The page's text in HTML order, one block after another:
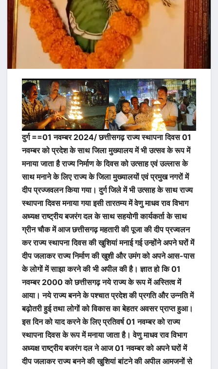
दुर्ग ==01 नवम्बर 2024/ छत्तीसगढ़ राज्य स्थापना दिवस 01
नवम्बर को प्रदेश के साथ जिला मुख्यालय में भी उत्सव के रूप में
मनाया जाता है राज्य निर्माण के दिवस को उत्साह एवं उल्लास के
साथ मनाने के लिए राज्य के जिला मुख्यालयों एवं प्रमुख नगरों में
दीप प्रज्जवलन किया गया। दुर्ग जिले में भी उत्साह के साथ राज्य
स्थापना दिवस मनाया गया इसी तारतम्य में वेणु माधव राव विभाग
अध्यक्ष राष्ट्रीय बजरंग दल के साथ सहयोगी कार्यकर्ता के साथ
ग्रीन चौक में आज छत्तीसगढ़ महतारी की पूजा की दीप प्रज्वलन
कर राज्य स्थापना दिवस की खुशियां मनाई गई उन्होंने अपने घरों में
दीप जलाकर राज्य निर्माण की खुशी और उमंग को अपने आस-पास
के लोगों में साझा करने की भी अपील की है। ज्ञात हो कि 01
नवम्बर 2000 को छत्तीसगढ़ नये राज्य के रूप में अस्तित्व में
आया। नये राज्य बनने के पश्चात प्रदेश की प्रगति और उन्नति में
बढ़ोतरी हुई तथा लोगों को विकास का बेहतर अवसर प्राप्त हुआ।
इस दिन को याद करने के लिए प्रतिवर्ष 01 नवम्बर को राज्य
स्थापना दिवस के रूप में मनाया जाता है। वेणु माधव राव विभाग
अध्यक्ष राष्ट्रीय बजरंग दल ने आज 01 नवम्बर को अपने घरों में
दीप जलाकर राज्य बनने की खुशियां बांटने की अपील आमजनों से